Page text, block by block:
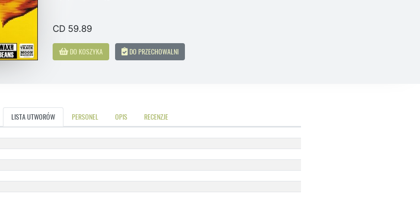
CD 59.89
DO KOSZYKA DO PRZECHOWALNI
LISTA UTWORÓW PERSONEL OPIS RECENZJE